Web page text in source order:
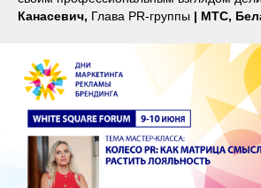
Канасевич, Глава PR-группы | МТС,